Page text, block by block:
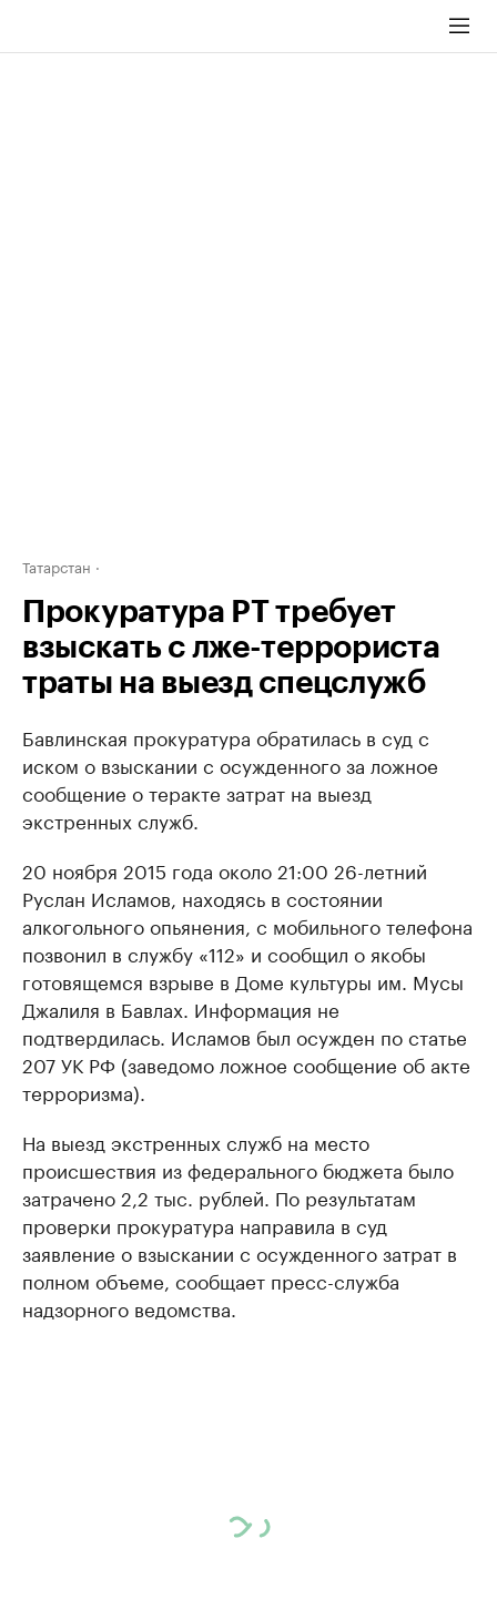
Татарстан
Прокуратура РТ требует
взыскать с лже-террориста
траты на выезд спецслужб
Бавлинская прокуратура обратилась в суд с
иском о взыскании с осужденного за ложное
сообщение о теракте затрат на выезд
экстренных служб.
20 ноября 2015 года около 21:00 26-летний
Руслан Исламов, находясь в состоянии
алкогольного опьянения, с мобильного телефона
позвонил в службу «112» и сообщил о якобы
готовящемся взрыве в Доме культуры им. Мусы
Джалиля в Бавлах. Информация не
подтвердилась. Исламов был осужден по статье
207 УК РФ (заведомо ложное сообщение об акте
терроризма).
На выезд экстренных служб на место
происшествия из федерального бюджета было
затрачено 2,2 тыс. рублей. По результатам
проверки прокуратура направила в суд
заявление о взыскании с осужденного затрат в
полном объеме, сообщает пресс-служба
надзорного ведомства.